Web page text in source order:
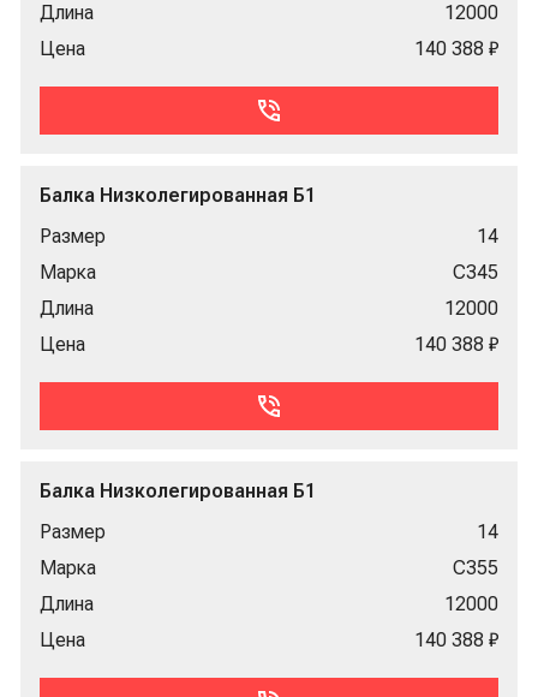
Длина
12000
Цена
140 388 ₽
Балка Низколегированная Б1
Размер
14
Марка
С345
Длина
12000
Цена
140 388 ₽
Балка Низколегированная Б1
Размер
14
Марка
С355
Длина
12000
Цена
140 388 ₽